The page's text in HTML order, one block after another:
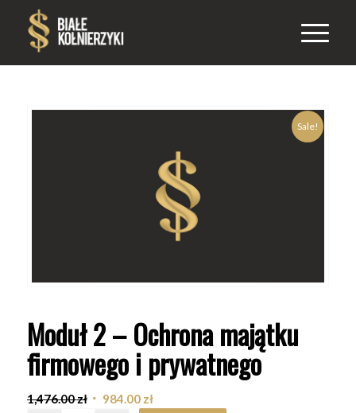
Sale!
Moduł 2 – Ochrona majątku
firmowego i prywatnego
1,476.00zł 984.00 zł